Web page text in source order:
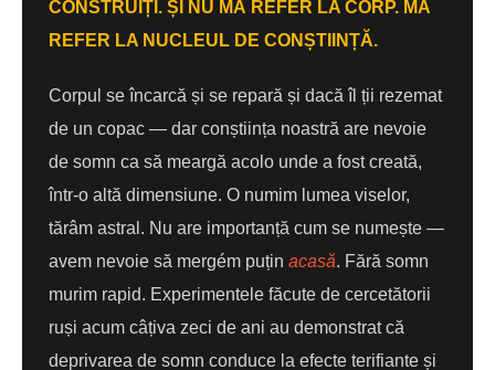
CONSTRUIȚI. ȘI NU MĂ REFER LA CORP. MĂ
REFER LA NUCLEUL DE CONȘTIINȚĂ.
Corpul se încarcă și se repară și dacă îl ții rezemat
de un copac — dar conștiința noastră are nevoie
de somn ca să meargă acolo unde a fost creată,
într-o altă dimensiune. O numim lumea viselor,
tărâm astral. Nu are importanță cum se numește —
avem nevoie să mergém puțin acasă. Fără somn
murim rapid. Experimentele făcute de cercetătorii
ruși acum câțiva zeci de ani au demonstrat că
deprivarea de somn conduce la efecte terifiante și